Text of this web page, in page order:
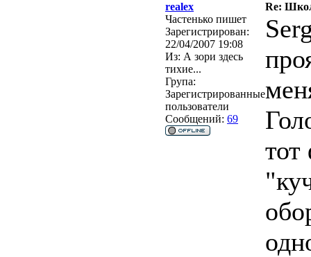
realex
Re:
Частенько пишет
Зарегистрирован:
22/04/2007 19:08
Из: А зори здесь
тихие...
Група:
Зарегистрированные
пользователи
Сообщений: 69
тот